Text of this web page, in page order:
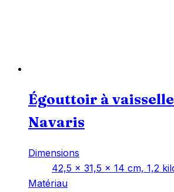
Égouttoir à
Navaris
Dimensions
‎42,5 x 31,5 x 14 cm, 1,2
Matériau